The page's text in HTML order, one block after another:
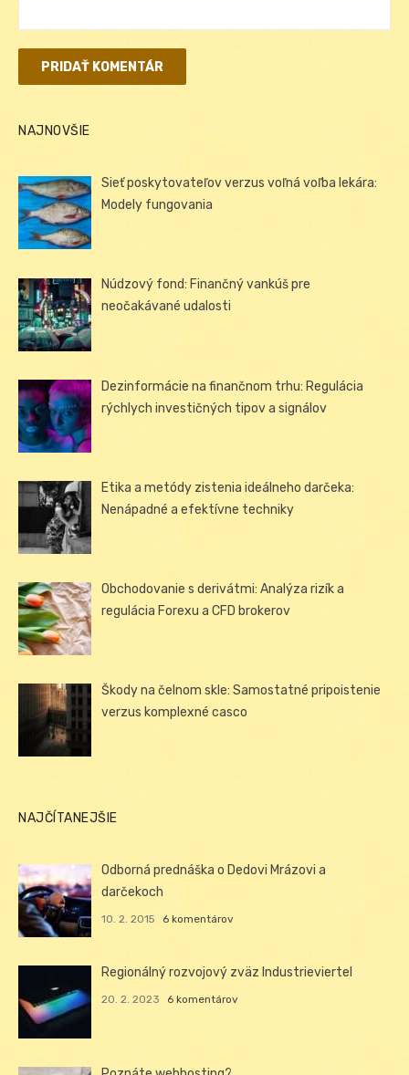
NAJNOVŠIE
Sieť poskytovateľov verzus voľná voľba lekára:
Modely fungovania
Núdzový fond: Finančný vankúš pre
neočakávané udalosti
Dezinformácie na finančnom trhu: Regulácia
rýchlych investičných tipov a signálov
Etika a metódy zistenia ideálneho darčeka:
Nenápadné a efektívne techniky
Obchodovanie s derivátmi: Analýza rizík a
regulácia Forexu a CFD brokerov
Škody na čelnom skle: Samostatné pripoistenie
verzus komplexné casco
NAJČÍTANEJŠIE
Odborná prednáška o Dedovi Mrázovi a
darčekoch
10. 2. 2015 6 komentárov
Regionálný rozvojový zväz Industrieviertel
20. 2. 2023 6 komentárov